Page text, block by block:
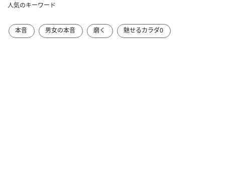
人気のキーワード
本音 男女の本音 磨く 魅せるカラダ0